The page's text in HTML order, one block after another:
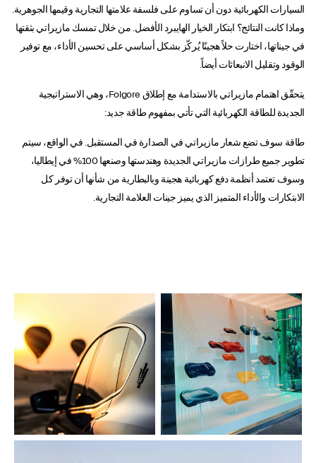
السيارات الكهربائية دون أن تساوم على فلسفة علامتها التجارية وقيمها الجوهرية.
وماذا كانت النتائج؟ ابتكار الخيار الهايبرد الأفضل. من خلال تمسك مازيراتي بثقتها
في جيناتها، اختارت حلاً هجينًا يُركّز بشكل أساسي على تحسين الأداء، مع توفير
الوقود وتقليل الانبعاثات أيضاً.
يتحقّق اهتمام مازيراتي بالاستدامة مع إطلاق Folgore، وهي الاستراتيجية
الجديدة للطاقة الكهربائية التي تأتي بمفهوم طاقة جديد:
طاقة سوف تضع شعار مازيراتي في الصدارة في المستقبل. في الواقع، سيتم
تطوير جميع طرازات مازيراتي الجديدة وهندستها وصنعها 100% في إيطاليا،
وسوف تعتمد أنظمة دفع كهربائية هجينة وبالبطارية من شأنها أن توفر كل
الابتكارات والأداء المتميز الذي يميز جينات العلامة التجارية.